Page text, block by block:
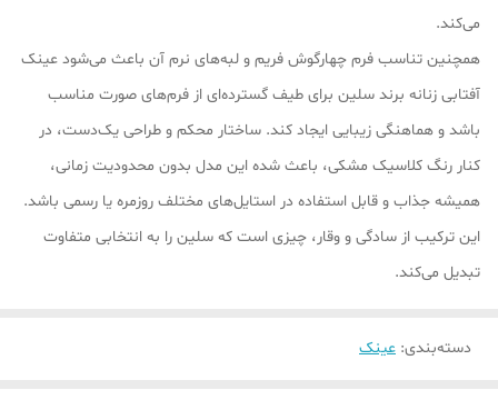
می‌کند.
همچنین تناسب فرم چهارگوش فریم و لبه‌های نرم آن باعث می‌شود عینک
آفتابی زنانه برند سلین برای طیف گسترده‌ای از فرم‌های صورت مناسب
باشد و هماهنگی زیبایی ایجاد کند. ساختار محکم و طراحی یک‌دست، در
کنار رنگ کلاسیک مشکی، باعث شده این مدل بدون محدودیت زمانی،
همیشه جذاب و قابل استفاده در استایل‌های مختلف روزمره یا رسمی باشد.
این ترکیب از سادگی و وقار، چیزی است که سلین را به انتخابی متفاوت
تبدیل می‌کند.
دسته‌بندی: عینک